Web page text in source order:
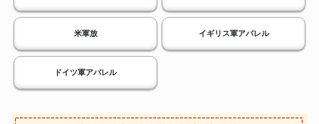
米軍放 イギリス軍アパレル
ドイツ軍アパレル